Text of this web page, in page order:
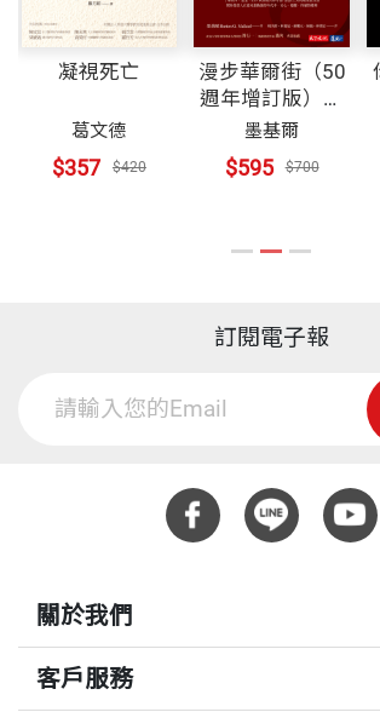
凝視死亡
葛文德
$357 $420
漫步華爾街（50
週年增訂版）：
超越股市漲跌的
成功投資策略
墨基爾
$595 $700
訂閱電子報
關於我們
客戶服務